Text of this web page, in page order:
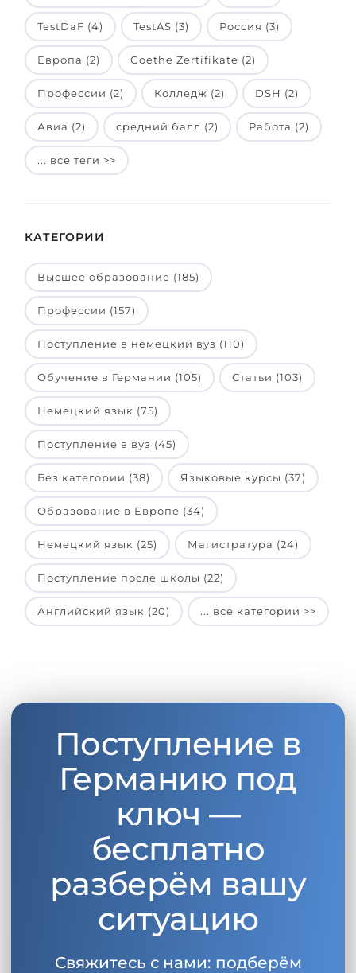
TestDaF (4) TestAS (3) Россия (3)
Европа (2) Goethe Zertifikate (2)
Профессии (2) Колледж (2) DSH (2)
Авиа (2) средний балл (2) Работа (2)
... все теги >>
КАТЕГОРИИ
Высшее образование (185)
Профессии (157)
Поступление в немецкий вуз (110)
Обучение в Германии (105) Статьи (103)
Немецкий язык (75)
Поступление в вуз (45)
Без категории (38) Языковые курсы (37)
Образование в Европе (34)
Немецкий язык (25) Магистратура (24)
Поступление после школы (22)
Английский язык (20) ... все категории >>
Поступление в
Германию под
ключ —
бесплатно
разберём вашу
ситуацию
Свяжитесь с нами: подберём